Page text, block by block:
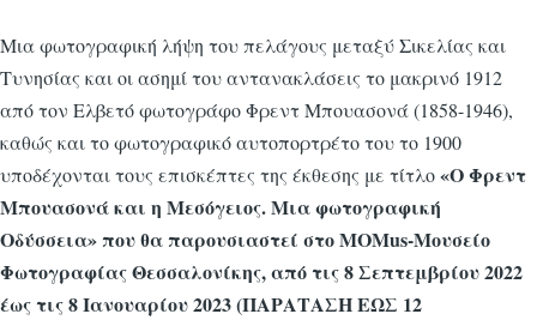
Μια φωτογραφική λήψη του πελάγους μεταξύ Σικελίας και
Τυνησίας και οι ασημί του αντανακλάσεις το μακρινό 1912
από τον Ελβετό φωτογράφο Φρεντ Μπουασονά (1858-1946),
καθώς και το φωτογραφικό αυτοπορτρέτο του το 1900
υποδέχονται τους επισκέπτες της έκθεσης με τίτλο«Ο Φρεντ
Μπουασονά και η Μεσόγειος. Μια φωτογραφική
Οδύσσεια» που θα παρουσιαστεί στοMOMus-Μουσείο
Φωτογραφίας Θεσσαλονίκης, από τις 8 Σεπτεμβρίου 2022
έως τις 8 Ιανουαρίου 2023 (ΠΑΡΑΤΑΣΗ ΕΩΣ 12